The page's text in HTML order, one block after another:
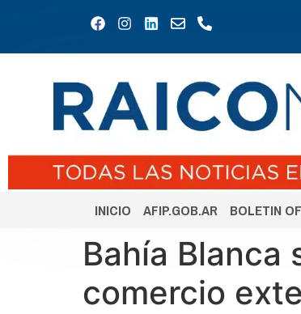
INICIO AFIP.GOB.AR BOLETIN
Bahía Blanca
comercio